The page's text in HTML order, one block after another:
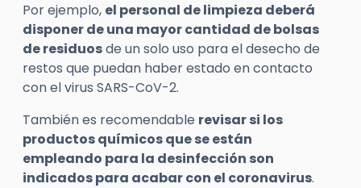
Por ejemplo, el personal de limpieza deberá
disponer de una mayor cantidad de bolsas
de residuosde un solo uso para el desecho de
restos que puedan haber estado en contacto
con el virus SARS-CoV-2.
También es recomendable revisar si los
productos químicos que se están
empleando para la desinfección son
indicados para acabar con el coronavirus.